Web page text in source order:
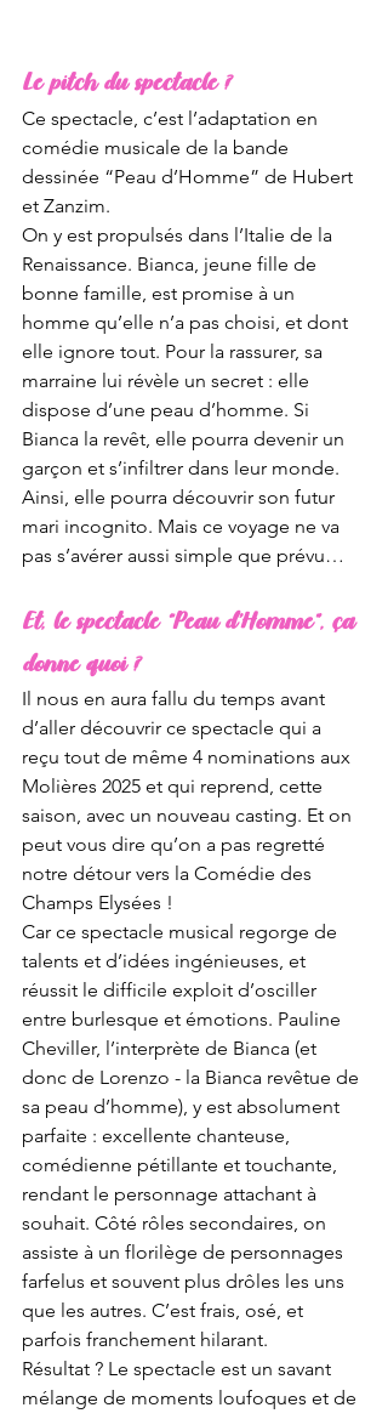
Le pitch du spectacle ?
Ce spectacle, c’est l’adaptation en
comédie musicale de la bande
dessinée “Peau d’Homme” de Hubert
et Zanzim.
On y est propulsés dans l’Italie de la
Renaissance. Bianca, jeune fille de
bonne famille, est promise à un
homme qu’elle n’a pas choisi, et dont
elle ignore tout. Pour la rassurer, sa
marraine lui révèle un secret : elle
dispose d’une peau d’homme. Si
Bianca la revêt, elle pourra devenir un
garçon et s’infiltrer dans leur monde.
Ainsi, elle pourra découvrir son futur
mari incognito. Mais ce voyage ne va
pas s’avérer aussi simple que prévu…
Et, le spectacle “Peau d’Homme”, ça
donne quoi ?
Il nous en aura fallu du temps avant
d’aller découvrir ce spectacle qui a
reçu tout de même 4 nominations aux
Molières 2025 et qui reprend, cette
saison, avec un nouveau casting. Et on
peut vous dire qu’on a pas regretté
notre détour vers la Comédie des
Champs Elysées !
Car ce spectacle musical regorge de
talents et d’idées ingénieuses, et
réussit le difficile exploit d’osciller
entre burlesque et émotions. Pauline
Cheviller, l’interprète de Bianca (et
donc de Lorenzo - la Bianca revêtue de
sa peau d’homme), y est absolument
parfaite : excellente chanteuse,
comédienne pétillante et touchante,
rendant le personnage attachant à
souhait. Côté rôles secondaires, on
assiste à un florilège de personnages
farfelus et souvent plus drôles les uns
que les autres. C’est frais, osé, et
parfois franchement hilarant.
Résultat ? Le spectacle est un savant
mélange de moments loufoques et de